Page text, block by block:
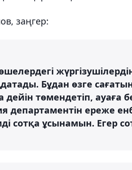
заңгер:
Бұдан өзге
төмендетіп, ауаға
департаментін ереже
сотқа ұсынамын. Егер